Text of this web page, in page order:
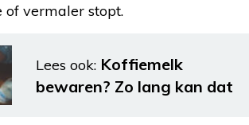
of vermaler stopt.
Lees ook: Koffiemelk
bewaren? Zo lang kan dat